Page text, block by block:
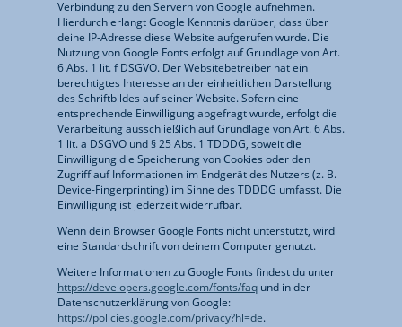
Verbindung zu den Servern von Google aufnehmen.
Hierdurch erlangt Google Kenntnis darüber, dass über
deine IP-Adresse diese Website aufgerufen wurde. Die
Nutzung von Google Fonts erfolgt auf Grundlage von Art.
6 Abs. 1 lit. f DSGVO. Der Websitebetreiber hat ein
berechtigtes Interesse an der einheitlichen Darstellung
des Schriftbildes auf seiner Website. Sofern eine
entsprechende Einwilligung abgefragt wurde, erfolgt die
Verarbeitung ausschließlich auf Grundlage von Art. 6 Abs.
1 lit. a DSGVO und § 25 Abs. 1 TDDDG, soweit die
Einwilligung die Speicherung von Cookies oder den
Zugriff auf Informationen im Endgerät des Nutzers (z. B.
Device-Fingerprinting) im Sinne des TDDDG umfasst. Die
Einwilligung ist jederzeit widerrufbar.
Wenn dein Browser Google Fonts nicht unterstützt, wird
eine Standardschrift von deinem Computer genutzt.
Weitere Informationen zu Google Fonts findest du unter
https://developers.google.com/fonts/faq und in der
Datenschutzerklärung von Google:
https://policies.google.com/privacy?hl=de.